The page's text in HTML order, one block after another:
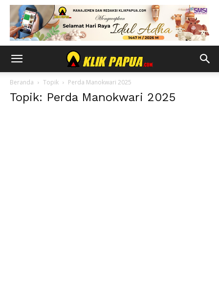
Beranda Topik Perda Manokwari 2025
Topik: Perda Manokwari 2025